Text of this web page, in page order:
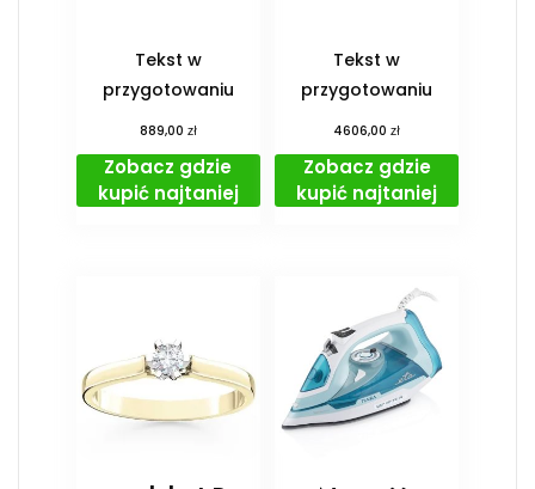
Tekst w
przygotowaniu
889,00 zł
Zobacz gdzie
kupić najtaniej
Tekst w
przygotowaniu
4606,00zł
Zobacz gdzie
kupić najtaniej